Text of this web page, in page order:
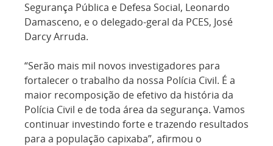
Segurança Pública e Defesa Social, Leonardo
Damasceno, e o delegado-geral da PCES, José
Darcy Arruda.
“Serão mais mil novos investigadores para
fortalecer o trabalho da nossa Polícia Civil. É a
maior recomposição de efetivo da história da
Polícia Civil e de toda área da segurança. Vamos
continuar investindo forte e trazendo resultados
para a população capixaba”, afirmou o